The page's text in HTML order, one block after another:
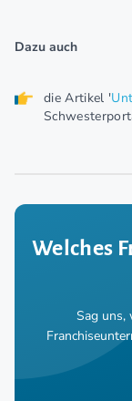
Dazu auch
die Artikel '
Welches
Sag uns,